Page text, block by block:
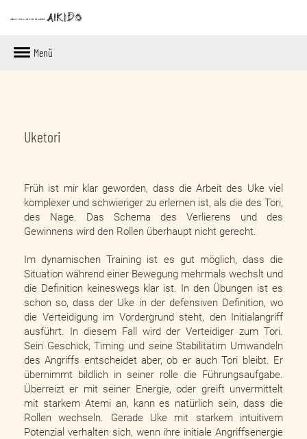
Menü
Uketori
Früh ist mir klar geworden, dass die Arbeit des Uke viel
komplexer und schwieriger zu erlernen ist, als die des Tori,
des Nage. Das Schema des Verlierens und des
Gewinnens wird den Rollen überhaupt nicht gerecht.
Im dynamischen Training ist es gut möglich, dass die
Situation während einer Bewegung mehrmals wechslt und
die Definition keineswegs klar ist. In den Übungen ist es
schon so, dass der Uke in der defensiven Definition, wo
die Verteidigung im Vordergrund steht, den Initialangriff
ausführt. In diesem Fall wird der Verteidiger zum Tori.
Sein Geschick, Timing und seine Stabilitätim Umwandeln
des Angriffs entscheidet aber, ob er auch Tori bleibt. Er
übernimmt bildlich in seiner rolle die Führungsaufgabe.
Überreizt er mit seiner Energie, oder greift unvermittelt
mit starkem Atemi an, kann es natürlich sein, dass die
Rollen wechseln. Gerade Uke mit starkem intuitivem
Potenzial verhalten sich, wenn ihre initiale Angriffsenergie